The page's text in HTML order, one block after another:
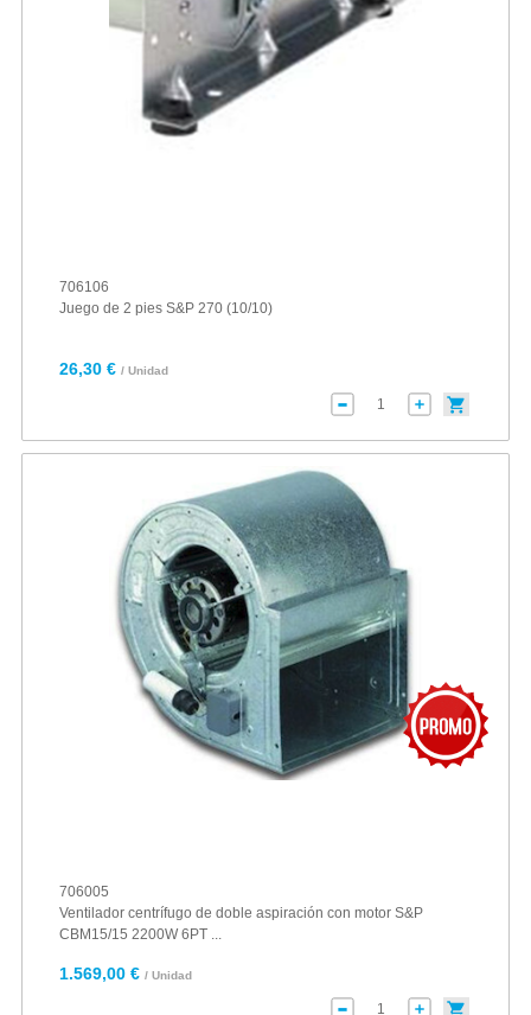
706106
Juego de 2 pies S&P 270 (10/10)
26,30 € / Unidad
706005
Ventilador centrífugo de doble aspiración con motor S&P
CBM15/15 2200W 6PT ...
1.569,00 € / Unidad